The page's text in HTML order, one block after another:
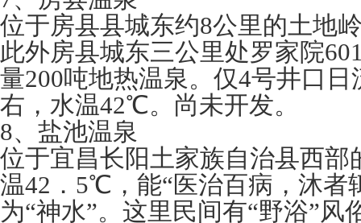
位于房县县城东约8公里的土地
此外房县城东三公里处罗家院
量200吨地热温泉。仅4号井口日
右，水温42℃。尚未开发。
8、盐池温泉
位于宜昌长阳土家族自治县西部
温42．5℃，能“医治百病，沐者
为“神水”。这里民间有“野浴”风